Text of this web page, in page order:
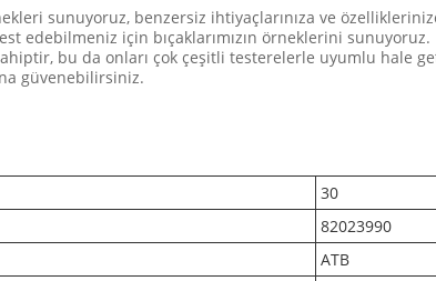
sunuyoruz, benzersiz ihtiyaçlarınıza ve
edebilmeniz için bıçaklarımızın örneklerini sunuyoruz.
bu da onları çok çeşitli testerelerle uyumlu hale
güvenebilirsiniz.
30
82023990
ATB